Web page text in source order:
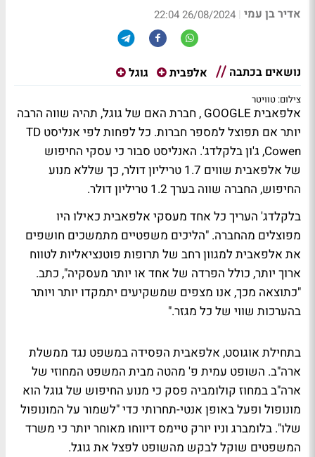
אדיר בן עמי |
26/08/2024 22:04
נושאים בכתבה אלפבית גוגל
צילום: טוויטר
אלפאבית GOOGLE , חברת האם של גוגל, תהיה שווה הרבה
יותר אם תפוצל למספר חברות. כל לפחות לפי אנליסט TD
Cowen, ג'ון בלקלדג'. האנליסט סבור כי עסקי החיפוש
של אלפאבית שווים 1.7 טריליון דולר, כך שללא מנוע
החיפוש, החברה שווה בערך 1.2 טריליון דולר.
בלקלדג' העריך כל אחד מעסקי אלפאבית כאילו היו
מפוצלים מהחברה. "הליכים משפטיים מתמשכים חושפים
את אלפאבית למגוון רחב של תרופות פוטנציאליות לטווח
ארוך יותר, כולל הפרדה של אחד או יותר מעסקיה", כתב.
"כתוצאה מכך, אנו מצפים שמשקיעים יתמקדו יותר ויותר
בהערכות שווי של כל מגזר."
בתחילת אוגוסט, אלפאבית הפסידה במשפט נגד ממשלת
ארה"ב. השופט עמית פ' מהטה מבית המשפט המחוזי של
ארה"ב במחוז קולומביה פסק כי מנוע החיפוש של גוגל הוא
מונופול ופעל באופן אנטי-תחרותי כדי "לשמור על המונופול
שלו". בלומברג וניו יורק טיימס דיווחו מאוחר יותר כי משרד
המשפטים שוקל לבקש מהשופט לפצל את גוגל.